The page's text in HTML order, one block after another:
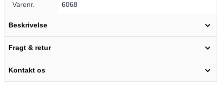
Varenr. 6068
Beskrivelse
Fragt & retur
Kontakt os